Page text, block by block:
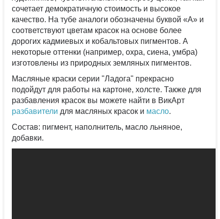
сочетает демократичную стоимость и высокое
качество. На тубе аналоги обозначены буквой «А» и
соответствуют цветам красок на основе более
дорогих кадмиевых и кобальтовых пигментов. А
некоторые оттенки (например, охра, сиена, умбра)
изготовлены из природных земляных пигментов.
Масляные краски серии "Ладога" прекрасно
подойдут для работы на картоне, холсте. Также для
разбавления красок вы можете найти в ВикАрт
разбавители для масляных красок и масло.
Состав: пигмент, наполнитель, масло льняное,
добавки.